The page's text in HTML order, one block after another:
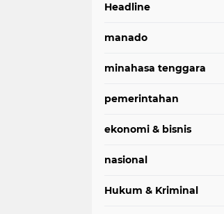
Headline
manado
minahasa tenggara
pemerintahan
ekonomi & bisnis
nasional
Hukum & Kriminal